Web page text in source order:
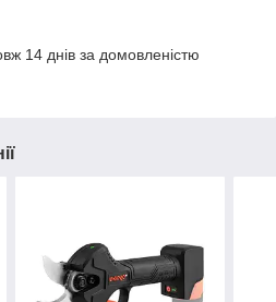
14 днів за домовленістю